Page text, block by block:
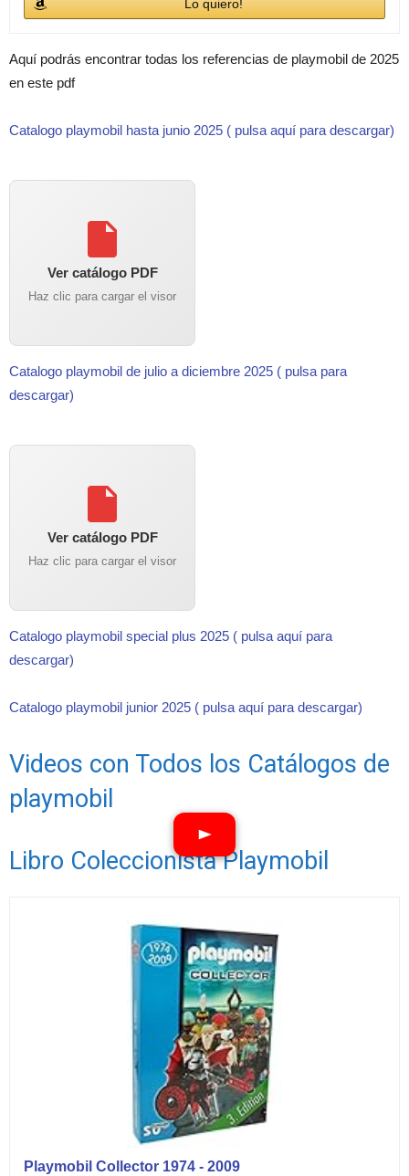
Lo quiero!
Aquí podrás encontrar todas los referencias de playmobil de 2025
en este pdf
Catalogo playmobil hasta junio 2025 ( pulsa aquí para descargar)
Ver catálogo PDF
Haz clic para cargar el visor
Catalogo playmobil de julio a diciembre 2025 ( pulsa para
descargar)
Ver catálogo PDF
Haz clic para cargar el visor
Catalogo playmobil special plus 2025 ( pulsa aquí para
descargar)
Catalogo playmobil junior 2025 ( pulsa aquí para descargar)
Videos con Todos los Catálogos de
playmobil
Libro Coleccionista Playmobil
Playmobil Collector 1974 - 2009